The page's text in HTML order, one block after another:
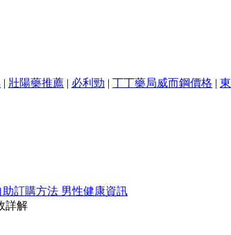
| 壯陽藥推薦 | 必利勁 | 丁丁藥局威而鋼價格 |
助訂購方法 男性健康資訊
詳解